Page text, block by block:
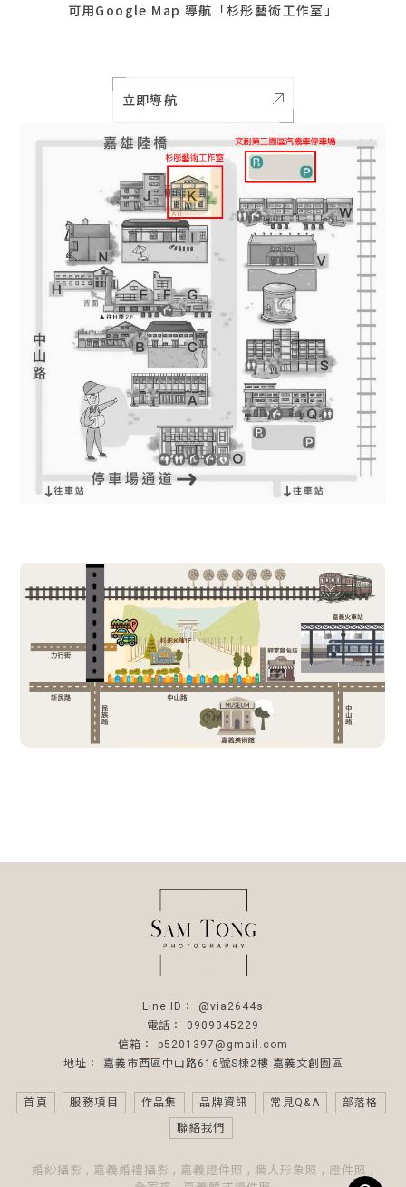
可用Google Map 導航「杉彤藝術工作室」
立即導航
@via2644s
0909345229
p5201397@gmail.com
嘉義市西區中山路616號S棟2樓 嘉義文創園區
首頁 服務項目 作品集 品牌資訊 常見Q&A
部落格
聯絡我們
婚紗攝影 嘉義婚禮攝影 嘉義證件照 職人形象照
證件照